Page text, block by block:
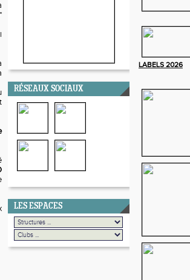
RÉSEAUX SOCIAUX
LES ESPACES
LABELS 2026